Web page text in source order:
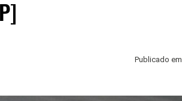
Publicado em